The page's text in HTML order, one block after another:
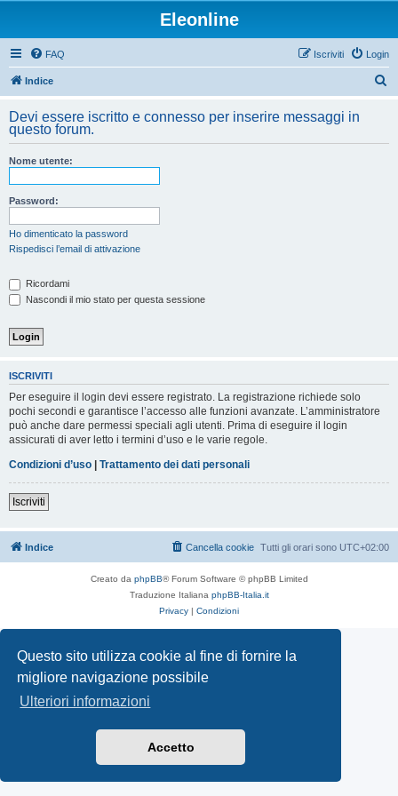
Questo sito utilizza cookie al fine di fornire la
migliore navigazione possibile
Ulteriori informazioni
Accetto
Eleonline
FAQ Login
Iscriviti
Indice
c
Devi essere iscritto e connesso per inserire messaggi in
questo forum.
Nome utente:
Password:
Ho dimenticato la password
Rispedisci l’email di attivazione
Ricordami
Nascondi il mio stato per questa sessione
ISCRIVITI
Per eseguire il login devi essere registrato. La registrazione richiede solo
pochi secondi e garantisce l’accesso alle funzioni avanzate. L’amministratore
può anche dare permessi speciali agli utenti. Prima di eseguire il login
assicurati di aver letto i termini d’uso e le varie regole.
Condizioni d’uso | Trattamento dei dati personali
Iscriviti
Indice Tutti gli orari sono UTC+02:00
Cancella cookie
Creato da phpBB® Forum Software © phpBB Limited
Traduzione Italiana phpBB-Italia.it
Privacy | Condizioni